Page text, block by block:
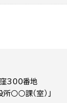
300番地
○○課（室）」